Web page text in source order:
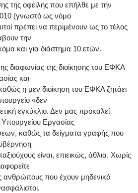
της οφειλής που επήλθε με την
(γνωστό ως νόμο
πρέπει να περιμένουν ως το τέλος
την
και για διάστημα 10 ετών.
διαφωνίας της διοίκησης του ΕΦΚΑ
και
η μεν διοίκηση του ΕΦΚΑ ζητάει
«δεν
εγκύκλιο. Δεν μας προκαλεί
Εργασίας
καθώς τα δείγματα γραφής που
είναι, επιεικώς, άθλια. Χωρίς
ανθρώπους που έχουν μηδενικό